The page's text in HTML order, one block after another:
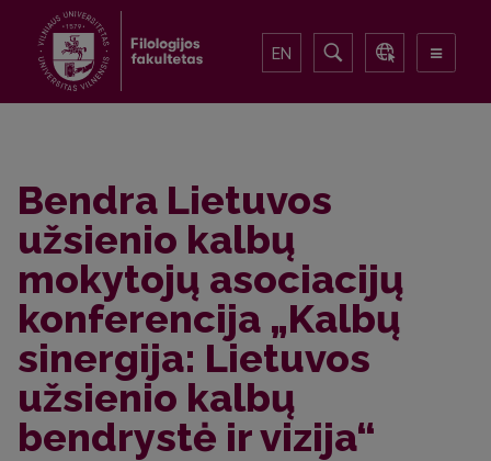
EN
Bendra Lietuvos
užsienio kalbų
mokytojų asociacijų
konferencija „Kalbų
sinergija: Lietuvos
užsienio kalbų
bendrystė ir vizija“